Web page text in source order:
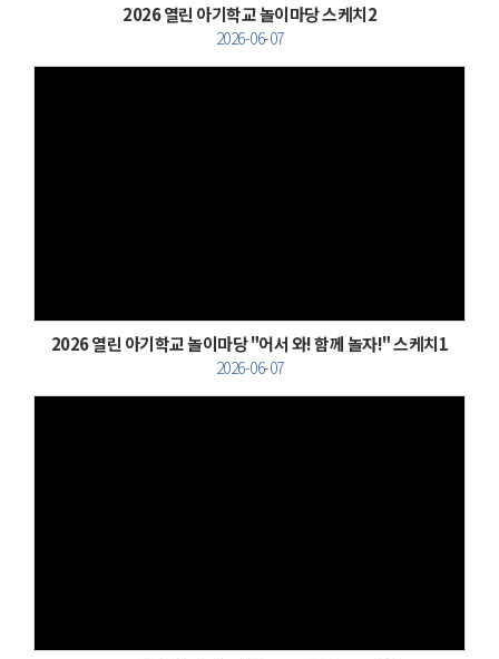
2026 열린 아기학교 놀이마당 스케치2
2026-06-07
2026 열린 아기학교 놀이마당 "어서 와! 함께 놀자!" 스케치1
2026-06-07